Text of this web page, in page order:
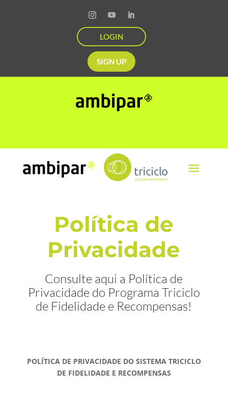
LOGIN
SIGN UP
Política de
Privacidade
Consulte aqui a Política de
Privacidade do Programa Triciclo
de Fidelidade e Recompensas!
POLÍTICA DE PRIVACIDADE DO SISTEMA TRICICLO
DE FIDELIDADE E RECOMPENSAS